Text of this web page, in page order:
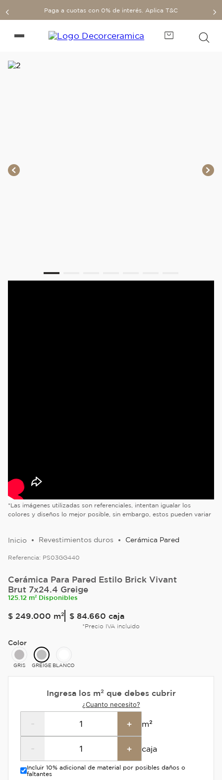
Paga a cuotas con 0% de interés. Aplica T&C
*Las imágenes utilizadas son referenciales, intentan igualar los
colores y diseños lo mejor posible, sin embargo, estos pueden variar
Revestimientos duros Cerámica Pared
Referencia: PS03GG440
Cerámica Para Pared Estilo Brick Vivant
Brut 7x24.4 Greige
125.12 m² Disponibles
$ 249.000 m² $ 84.660 caja
*Precio IVA incluido
Color
GRIS GREIGE BLANCO
Ingresa los m² que debes cubrir
¿Cuanto necesito?
- + m²
- + caja
Incluir 10% adicional de material por posibles daños o
faltantes